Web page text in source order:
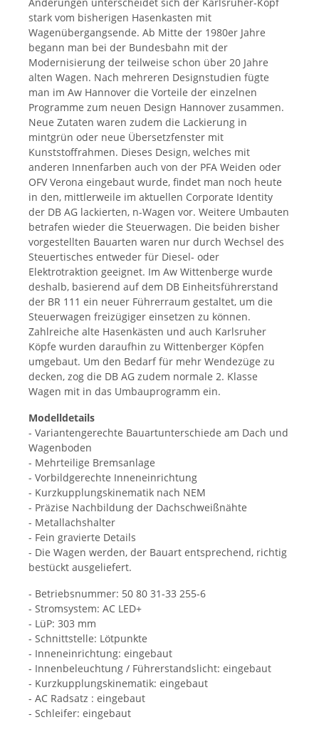
stark vom bisherigen Hasenkasten mit
Wagenübergangsende. Ab Mitte der 1980er Jahre
begann man bei der Bundesbahn mit der
Modernisierung der teilweise schon über 20 Jahre
alten Wagen. Nach mehreren Designstudien fügte
man im Aw Hannover die Vorteile der einzelnen
Programme zum neuen Design Hannover zusammen.
Neue Zutaten waren zudem die Lackierung in
mintgrün oder neue Übersetzfenster mit
Kunststoffrahmen. Dieses Design, welches mit
anderen Innenfarben auch von der PFA Weiden oder
OFV Verona eingebaut wurde, findet man noch heute
in den, mittlerweile im aktuellen Corporate Identity
der DB AG lackierten, n-Wagen vor. Weitere Umbauten
betrafen wieder die Steuerwagen. Die beiden bisher
vorgestellten Bauarten waren nur durch Wechsel des
Steuertisches entweder für Diesel- oder
Elektrotraktion geeignet. Im Aw Wittenberge wurde
deshalb, basierend auf dem DB Einheitsführerstand
der BR 111 ein neuer Führerraum gestaltet, um die
Steuerwagen freizügiger einsetzen zu können.
Zahlreiche alte Hasenkästen und auch Karlsruher
Köpfe wurden daraufhin zu Wittenberger Köpfen
umgebaut. Um den Bedarf für mehr Wendezüge zu
decken, zog die DB AG zudem normale 2. Klasse
Wagen mit in das Umbauprogramm ein.
Modelldetails
- Variantengerechte Bauartunterschiede am Dach und
Wagenboden
- Mehrteilige Bremsanlage
- Vorbildgerechte Inneneinrichtung
- Kurzkupplungskinematik nach NEM
- Präzise Nachbildung der Dachschweißnähte
- Metallachshalter
- Fein gravierte Details
- Die Wagen werden, der Bauart entsprechend, richtig
bestückt ausgeliefert.
- Betriebsnummer: 50 80 31-33 255-6
- Stromsystem: AC LED+
- LüP: 303 mm
- Schnittstelle: Lötpunkte
- Inneneinrichtung: eingebaut
- Innenbeleuchtung / Führerstandslicht: eingebaut
- Kurzkupplungskinematik: eingebaut
- AC Radsatz : eingebaut
- Schleifer: eingebaut